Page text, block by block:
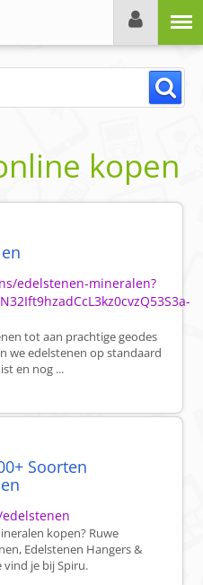
kopen
edelstenen-mineralen?
tot aan prachtige geodes
we edelstenen op standaard
en nog ...
Soorten
kopen? Ruwe
Edelstenen Hangers &
vind je bij Spiru.